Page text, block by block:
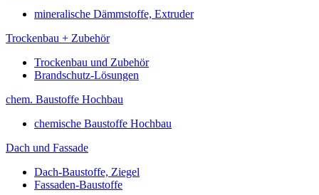
mineralische Dämmstoffe, Extruder
Trockenbau + Zubehör
Trockenbau und Zubehör
Brandschutz-Lösungen
chem. Baustoffe Hochbau
chemische Baustoffe Hochbau
Dach und Fassade
Dach-Baustoffe, Ziegel
Fassaden-Baustoffe